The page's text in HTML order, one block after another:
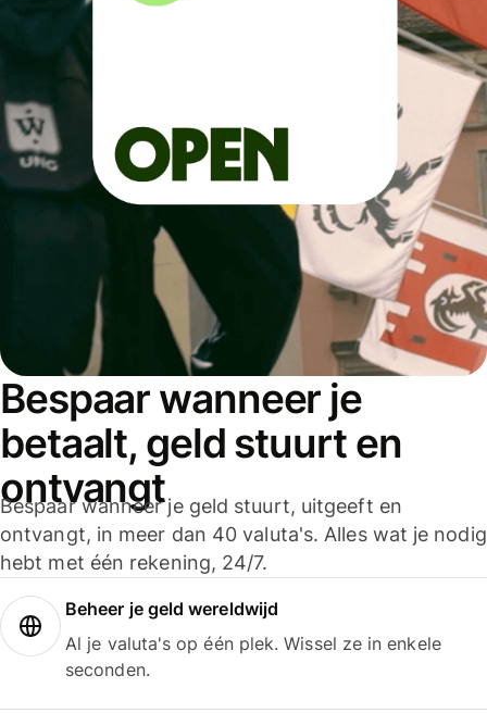
Bespaar wanneer je
betaalt, geld stuurt en
ontvangt
Bespaar wanneer je geld stuurt, uitgeeft en
ontvangt, in meer dan 40 valuta's. Alles wat je nodig
hebt met één rekening, 24/7.
Beheer je geld wereldwijd
Al je valuta's op één plek. Wissel ze in enkele
seconden.